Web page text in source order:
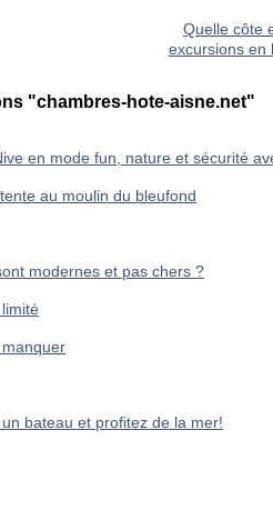
Quelle côte
excursions en
"chambres-hote-aisne.net"
en mode fun, nature et sécurité
au moulin du bleufond
modernes et pas chers ?
bateau et profitez de la mer!